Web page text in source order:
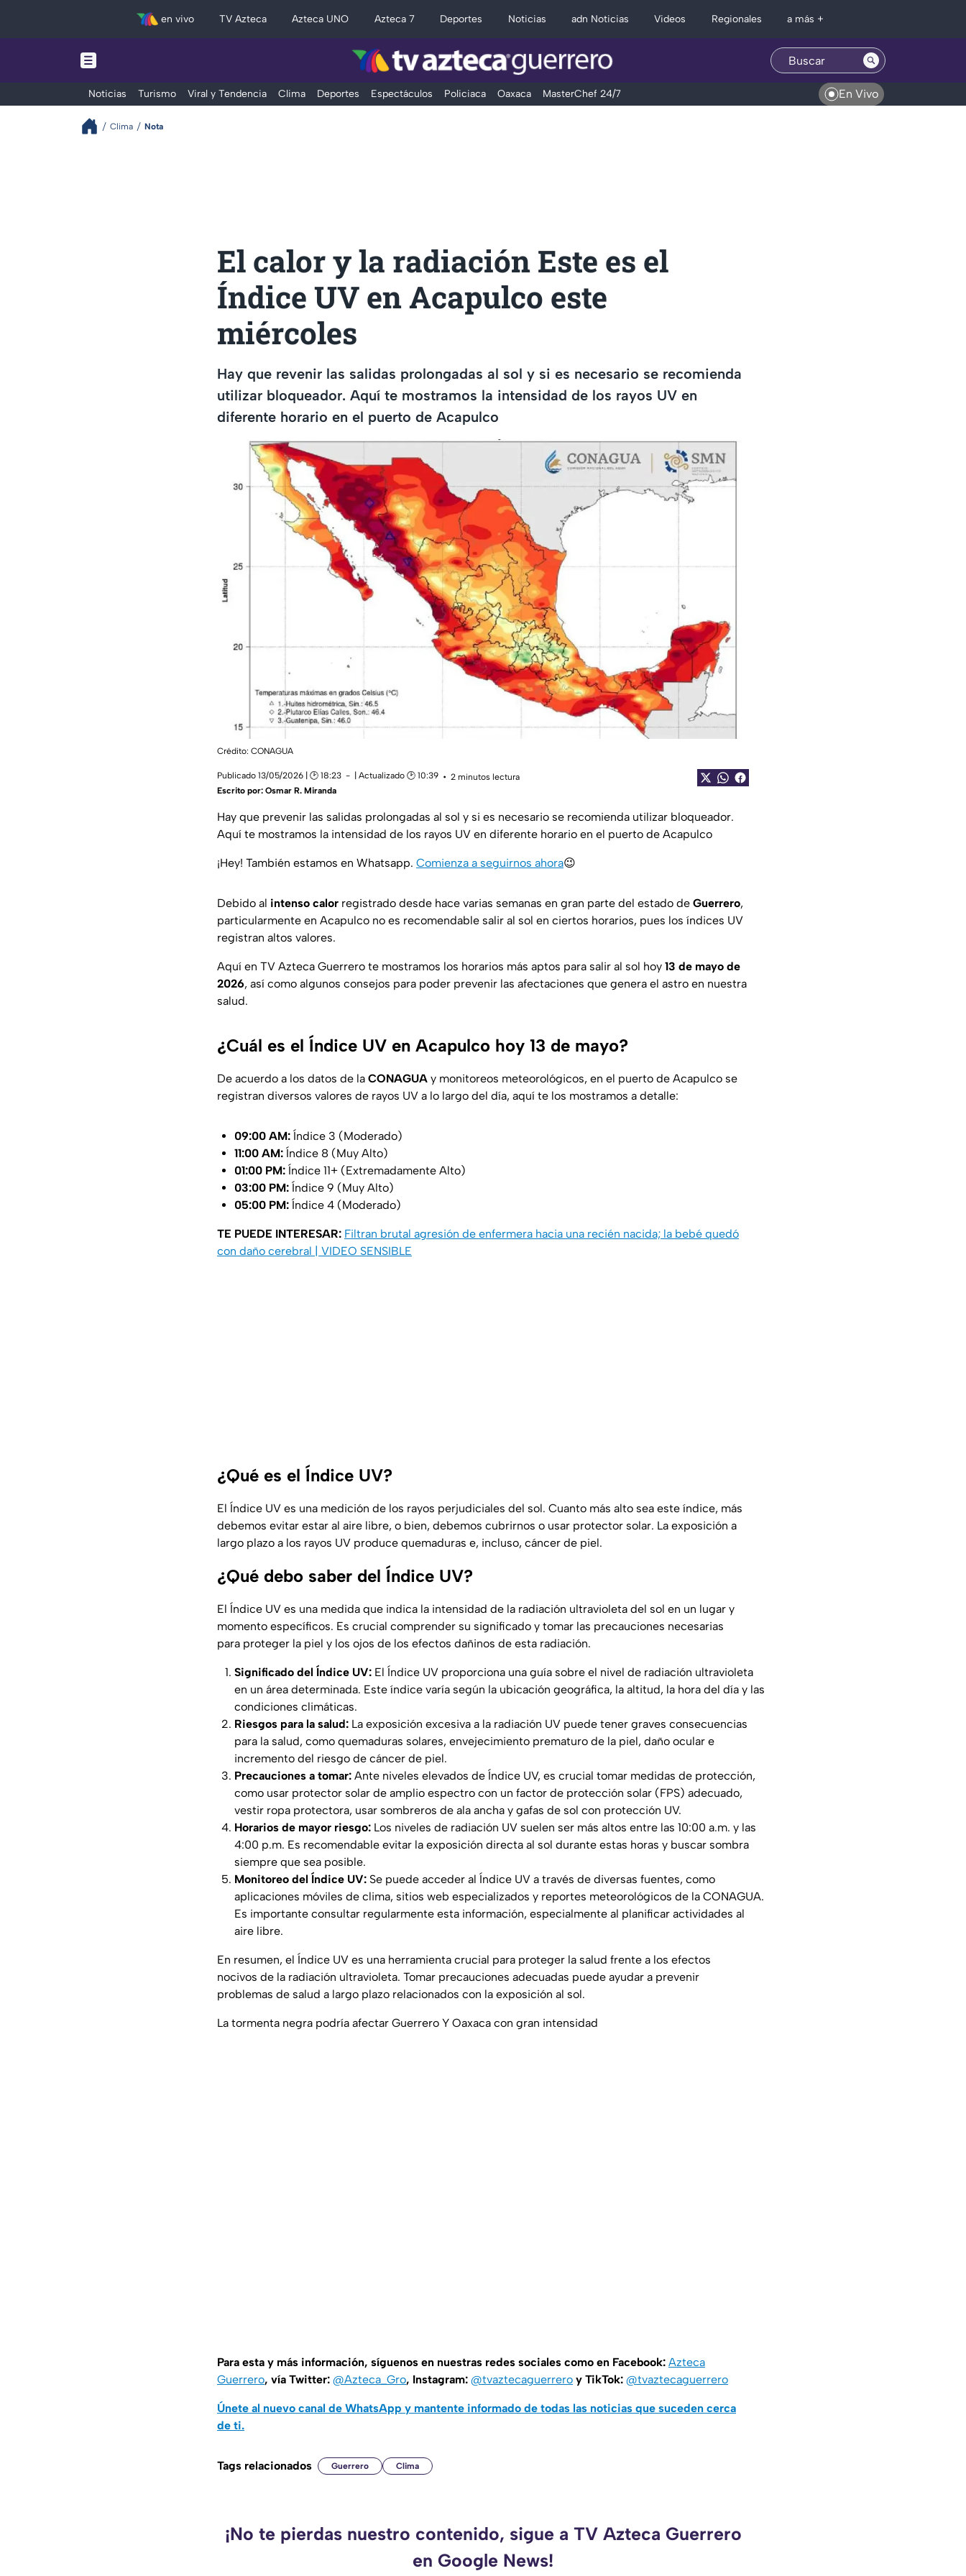
en vivo TV Azteca Azteca UNO Azteca 7 Deportes Noticias adn Noticias Videos Regionales a más +
Noticias Turismo Viral y Tendencia Clima Deportes Espectáculos Policiaca Oaxaca MasterChef 24/7 En Vivo
Clima Nota
El calor y la radiación Este es el
Índice UV en Acapulco este
miércoles
Hay que revenir las salidas prolongadas al sol y si es necesario se recomienda
utilizar bloqueador. Aquí te mostramos la intensidad de los rayos UV en
diferente horario en el puerto de Acapulco
Crédito: CONAGUA
Publicado 13/05/2026 | 🕑 18:23 | Actualizado 🕑 10:39
2 minutos lectura
Escrito por: Osmar R. Miranda
Hay que prevenir las salidas prolongadas al sol y si es necesario se recomienda utilizar bloqueador.
Aquí te mostramos la intensidad de los rayos UV en diferente horario en el puerto de Acapulco
¡Hey! También estamos en Whatsapp. Comienza a seguirnos ahora😉
Debido al intenso calor registrado desde hace varias semanas en gran parte del estado de Guerrero,
particularmente en Acapulco no es recomendable salir al sol en ciertos horarios, pues los índices UV
registran altos valores.
Aquí en TV Azteca Guerrero te mostramos los horarios más aptos para salir al sol hoy 13 de mayo de
2026, así como algunos consejos para poder prevenir las afectaciones que genera el astro en nuestra
salud.
¿Cuál es el Índice UV en Acapulco hoy 13 de mayo?
De acuerdo a los datos de la CONAGUA y monitoreos meteorológicos, en el puerto de Acapulco se
registran diversos valores de rayos UV a lo largo del día, aquí te los mostramos a detalle:
09:00 AM: Índice 3 (Moderado)
11:00 AM: Índice 8 (Muy Alto)
01:00 PM: Índice 11+ (Extremadamente Alto)
03:00 PM: Índice 9 (Muy Alto)
05:00 PM: Índice 4 (Moderado)
TE PUEDE INTERESAR: Filtran brutal agresión de enfermera hacia una recién nacida; la bebé quedó
con daño cerebral | VIDEO SENSIBLE
¿Qué es el Índice UV?
El Índice UV es una medición de los rayos perjudiciales del sol. Cuanto más alto sea este índice, más
debemos evitar estar al aire libre, o bien, debemos cubrirnos o usar protector solar. La exposición a
largo plazo a los rayos UV produce quemaduras e, incluso, cáncer de piel.
¿Qué debo saber del Índice UV?
El Índice UV es una medida que indica la intensidad de la radiación ultravioleta del sol en un lugar y
momento específicos. Es crucial comprender su significado y tomar las precauciones necesarias
para proteger la piel y los ojos de los efectos dañinos de esta radiación.
Significado del Índice UV: El Índice UV proporciona una guía sobre el nivel de radiación ultravioleta
en un área determinada. Este índice varía según la ubicación geográfica, la altitud, la hora del día y las
condiciones climáticas.
Riesgos para la salud: La exposición excesiva a la radiación UV puede tener graves consecuencias
para la salud, como quemaduras solares, envejecimiento prematuro de la piel, daño ocular e
incremento del riesgo de cáncer de piel.
Precauciones a tomar: Ante niveles elevados de Índice UV, es crucial tomar medidas de protección,
como usar protector solar de amplio espectro con un factor de protección solar (FPS) adecuado,
vestir ropa protectora, usar sombreros de ala ancha y gafas de sol con protección UV.
Horarios de mayor riesgo: Los niveles de radiación UV suelen ser más altos entre las 10:00 a.m. y las
4:00 p.m. Es recomendable evitar la exposición directa al sol durante estas horas y buscar sombra
siempre que sea posible.
Monitoreo del Índice UV: Se puede acceder al Índice UV a través de diversas fuentes, como
aplicaciones móviles de clima, sitios web especializados y reportes meteorológicos de la CONAGUA.
Es importante consultar regularmente esta información, especialmente al planificar actividades al
aire libre.
En resumen, el Índice UV es una herramienta crucial para proteger la salud frente a los efectos
nocivos de la radiación ultravioleta. Tomar precauciones adecuadas puede ayudar a prevenir
problemas de salud a largo plazo relacionados con la exposición al sol.
La tormenta negra podría afectar Guerrero Y Oaxaca con gran intensidad
Para esta y más información, síguenos en nuestras redes sociales como en Facebook: Azteca
Guerrero, vía Twitter: @Azteca_Gro, Instagram: @tvaztecaguerrero y TikTok: @tvaztecaguerrero
Únete al nuevo canal de WhatsApp y mantente informado de todas las noticias que suceden cerca
de ti.
Tags relacionados Guerrero Clima
¡No te pierdas nuestro contenido, sigue a TV Azteca Guerrero
en Google News!